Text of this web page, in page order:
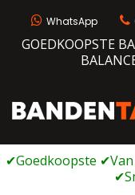
WhatsApp
GOEDKOOPSTE